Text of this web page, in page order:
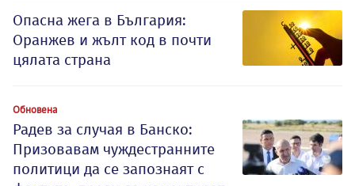
Опасна жега в България:
Оранжев и жълт код в почти
цялата страна
Обновена
Радев за случая в Банско:
Призовавам чуждестранните
политици да се запознаят с